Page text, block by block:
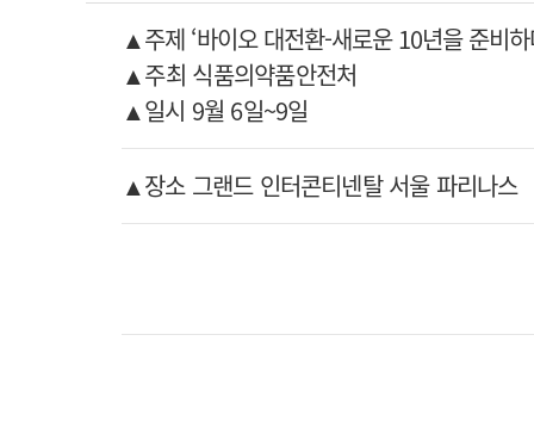
▲주제 ‘바이오 대전환-새로운 10년을 준비하
▲주최 식품의약품안전처
▲일시 9월 6일~9일
▲장소 그랜드 인터콘티넨탈 서울 파리나스